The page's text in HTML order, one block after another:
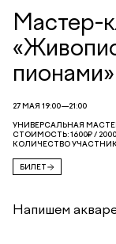
Мастер-
пионами»
27 МАЯ 19:00—21:00
УНИВЕРСАЛЬНАЯ
СТОИМОСТЬ: 1600₽ /
КОЛИЧЕСТВО
БИЛЕТ
Напишем